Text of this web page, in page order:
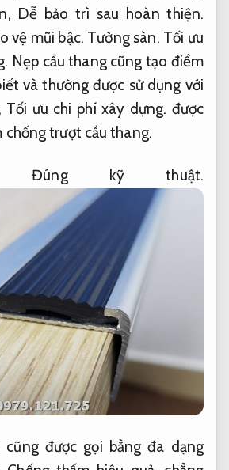
Dễ bảo trì sau hoàn thiện.
vệ mũi bậc. Tường sàn. Tối ưu
Nẹp cầu thang cũng tạo điểm
và thường được sử dụng với
Tối ưu chi phí xây dựng. được
chống trượt cầu thang.
Đúng kỹ thuật.
cũng được gọi bằng đa dạng